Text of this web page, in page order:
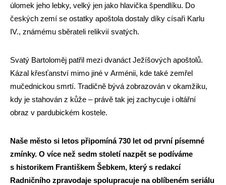
úlomek jeho lebky, velký jen jako hlavička špendlíku. Do
českých zemí se ostatky apoštola dostaly díky císaři Karlu
IV., známému sběrateli relikvií svatých.
Svatý Bartoloměj patřil mezi dvanáct Ježíšových apoštolů.
Kázal křesťanství mimo jiné v Arménii, kde také zemřel
mučednickou smrtí. Tradičně bývá zobrazován v okamžiku,
kdy je stahován z kůže – právě tak jej zachycuje i oltářní
obraz v pardubickém kostele.
Naše město si letos připomíná 730 let od první písemné
zmínky. O více než sedm století nazpět se podíváme
s historikem Františkem Šebkem, který s redakcí
Radničního zpravodaje spolupracuje na oblíbeném seriálu